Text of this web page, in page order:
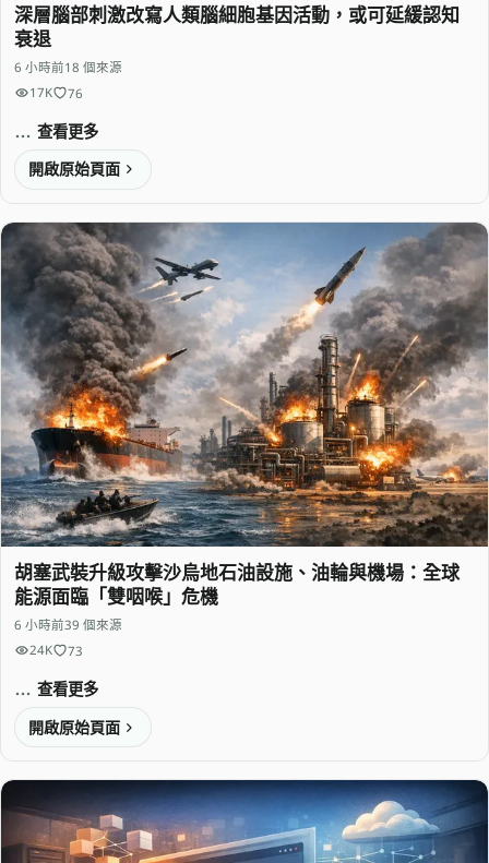
深層腦部刺激改寫人類腦細胞基因活動，或可延緩認知
衰退
6 小時前18 個來源
17K
76
查看更多
開啟原始頁面
胡塞武裝升級攻擊沙烏地石油設施、油輪與機場：全球
能源面臨「雙咽喉」危機
6 小時前39 個來源
24K
73
查看更多
開啟原始頁面